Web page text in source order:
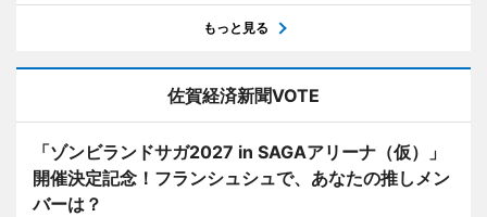
もっと見る
佐賀経済新聞VOTE
「ゾンビランドサガ2027 in SAGAアリーナ（仮）」
開催決定記念！フランシュシュで、あなたの推しメン
バーは？